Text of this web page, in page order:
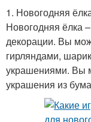
1. Новогодняя
Новогодняя ёлка
декорации. Вы
гирляндами,
украшениями. Вы
украшения из